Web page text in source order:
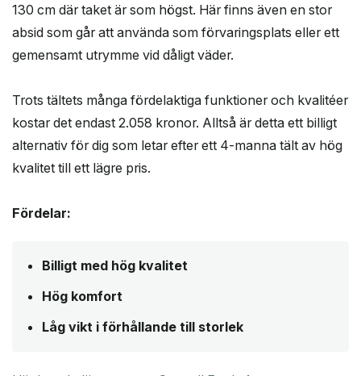
130 cm där taket är som högst. Här finns även en stor
absid som går att använda som förvaringsplats eller ett
gemensamt utrymme vid dåligt väder.
Trots tältets många fördelaktiga funktioner och kvalitéer
kostar det endast 2.058 kronor. Alltså är detta ett billigt
alternativ för dig som letar efter ett 4-manna tält av hög
kvalitet till ett lägre pris.
Fördelar:
Billigt med hög kvalitet
Hög komfort
Låg vikt i förhållande till storlek